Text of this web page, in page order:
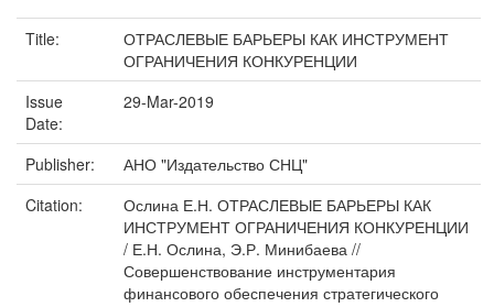
Title:
ОТРАСЛЕВЫЕ БАРЬЕРЫ КАК ИНСТРУМЕНТ
ОГРАНИЧЕНИЯ КОНКУРЕНЦИИ
Issue
Date:
29-Mar-2019
Publisher:
АНО "Издательство СНЦ"
Citation:
Ослина Е.Н. ОТРАСЛЕВЫЕ БАРЬЕРЫ КАК
ИНСТРУМЕНТ ОГРАНИЧЕНИЯ КОНКУРЕНЦИИ
/ Е.Н. Ослина, Э.Р. Минибаева //
Совершенствование инструментария
финансового обеспечения стратегического